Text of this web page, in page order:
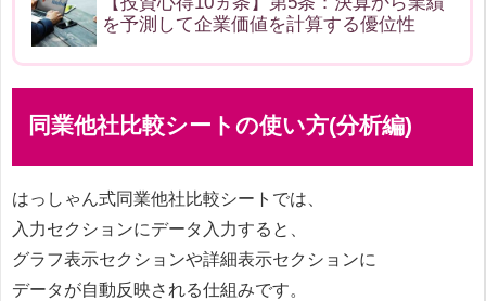
を予測して企業価値を計算する優位性
同業他社比較シートの使い方(分析編)
はっしゃん式同業他社比較シートでは、
入力セクションにデータ入力すると、
グラフ表示セクションや詳細表示セクションに
データが自動反映される仕組みです。